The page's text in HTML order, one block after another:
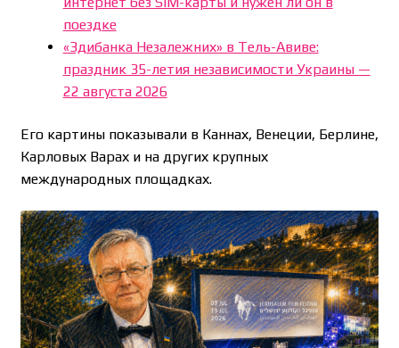
поездке
«Здибанка Незалежних» в Тель-Авиве:
праздник 35-летия независимости Украины —
22 августа 2026
Его картины показывали в Каннах, Венеции, Берлине,
Карловых Варах и на других крупных
международных площадках.